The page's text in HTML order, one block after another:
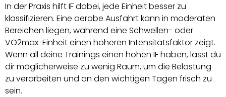
In der Praxis hilft IF dabei, jede Einheit besser zu
klassifizieren. Eine aerobe Ausfahrt kann in moderaten
Bereichen liegen, während eine Schwellen- oder
VO2max-Einheit einen höheren Intensitätsfaktor zeigt.
Wenn all deine Trainings einen hohen IF haben, lässt du
dir möglicherweise zu wenig Raum, um die Belastung
zu verarbeiten und an den wichtigen Tagen frisch zu
sein.